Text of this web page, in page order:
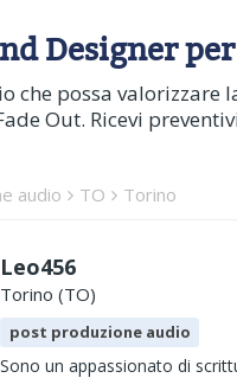
Designer
che possa
Out. Ricevi
audio TO Torino
Leo456
Torino (TO)
post produzione audio
Sono un appassionato di